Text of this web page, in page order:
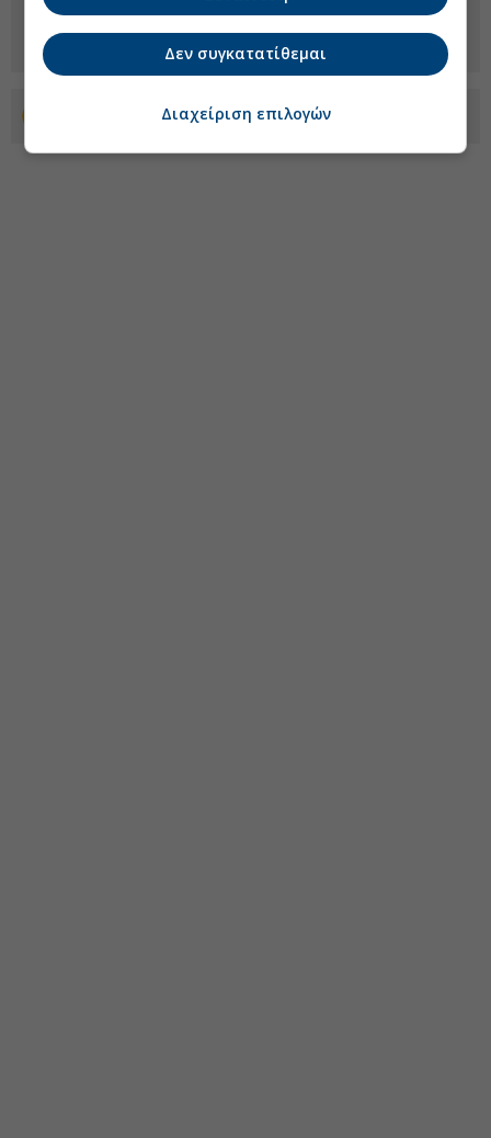
Προσθέστε το euro2day.gr στο Discover
Δεν συγκατατίθεμαι
Διαχείριση επιλογών